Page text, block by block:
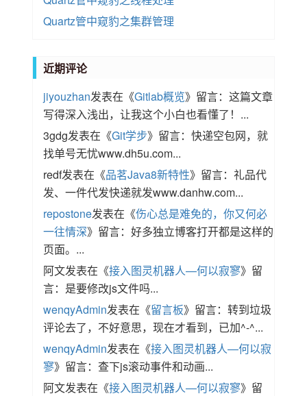
Quartz管中窥豹之集群管理
近期评论
jiyouzhan发表在《Gitlab概览》留言：这篇文章
写得深入浅出，让我这个小白也看懂了！...
3gdg发表在《Git学步》留言：快递空包网，就
找单号无忧www.dh5u.com...
redf发表在《品茗Java8新特性》留言：礼品代
发、一件代发快递就发www.danhw.com...
repostone发表在《伤心总是难免的，你又何必
一往情深》留言：好多独立博客打开都是这样的
页面。...
阿文发表在《接入图灵机器人—何以寂寥》留
言：是要修改js文件吗...
wenqyAdmin发表在《留言板》留言：转到垃圾
评论去了，不好意思，现在才看到，已加^-^...
wenqyAdmin发表在《接入图灵机器人—何以寂
寥》留言：查下js滚动事件和动画...
阿文发表在《接入图灵机器人—何以寂寥》留